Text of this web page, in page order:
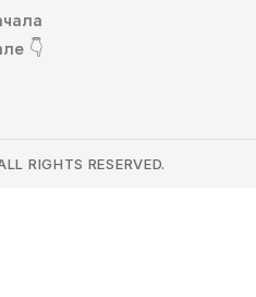
👇
RIGHTS RESERVED.